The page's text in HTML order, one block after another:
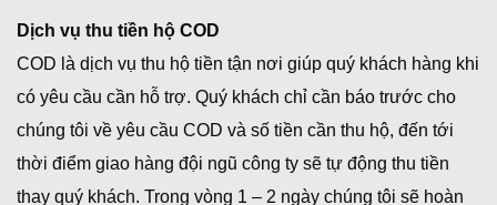
Dịch vụ thu tiền hộ COD
COD là dịch vụ thu hộ tiền tận nơi giúp quý khách hàng khi
có yêu cầu cần hỗ trợ. Quý khách chỉ cần báo trước cho
chúng tôi về yêu cầu COD và số tiền cần thu hộ, đến tới
thời điểm giao hàng đội ngũ công ty sẽ tự động thu tiền
thay quý khách. Trong vòng 1 – 2 ngày chúng tôi sẽ hoàn